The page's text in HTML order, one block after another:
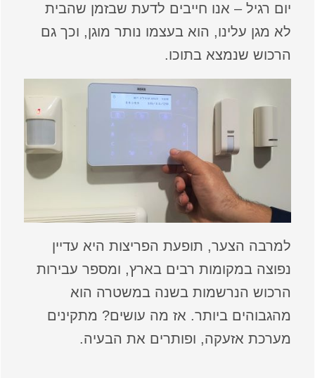
יום רגיל – אנו חייבים לדעת שבזמן שהבית
לא מגן עלינו, הוא בעצמו נותר מוגן, וכך גם
הרכוש שנמצא בתוכו.
למרבה הצער, תופעת הפריצות היא עדיין
נפוצה במקומות רבים בארץ, ומספר עבירות
הרכוש הנרשמות בשנה במשטרה הוא
מהגבוהים ביותר. אז מה עושים? מתקינים
מערכת אזעקה, ופותרים את הבעיה.